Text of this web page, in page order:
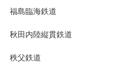
福島臨海鉄道
秋田内陸縦貫鉄道
秩父鉄道